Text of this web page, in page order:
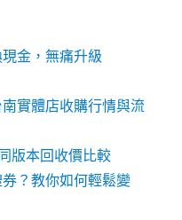
金，無痛升級
實體店收購行情與流
版本回收價比較
？教你如何輕鬆變